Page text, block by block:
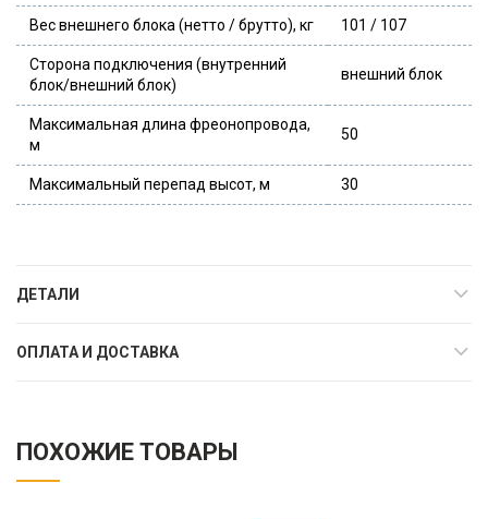
Вес внешнего блока (нетто / брутто), кг 101 / 107
Сторона подключения (внутренний
блок/внешний блок)
внешний блок
Максимальная длина фреонопровода,
м
50
Максимальный перепад высот, м 30
ДЕТАЛИ
ОПЛАТА И ДОСТАВКА
ПОХОЖИЕ ТОВАРЫ